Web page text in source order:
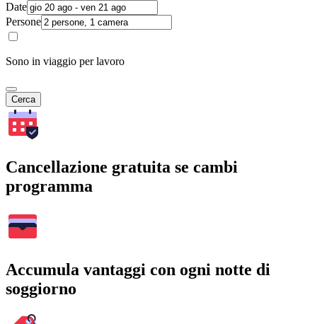
Date
Persone
Sono in viaggio per lavoro
Cerca
Cancellazione gratuita se cambi
programma
Accumula vantaggi con ogni notte di
soggiorno